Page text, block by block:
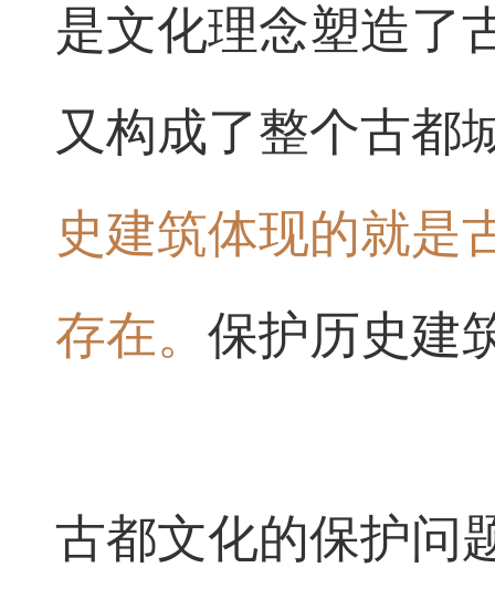
是文化理念塑造了
又构成了整个古都
史建筑体现的就是
存在。 保护历史建
古都文化的保护问